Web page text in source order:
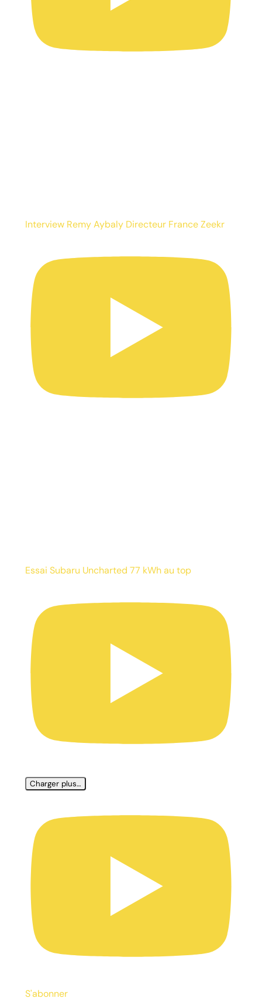
Interview Remy Aybaly Directeur France Zeekr
Essai Subaru Uncharted 77 kWh au top
Charger plus…
S'abonner